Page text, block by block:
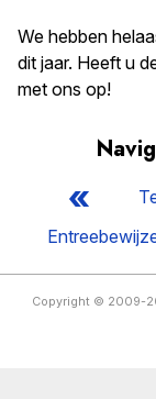
We hebben
dit jaar. Heeft u
met ons op!
«
Copyright © 2009-